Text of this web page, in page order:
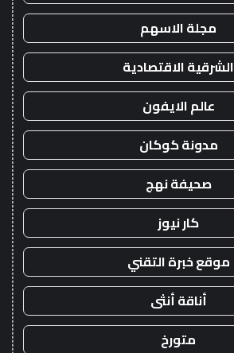
مجلة الاسهم
الشرقية الاقتصادية
عالم الايفون
مدونة كوكان
صحيفة نهج
كار نيوز
موقع خبرة التقني
أناقة أنثى
متورخ